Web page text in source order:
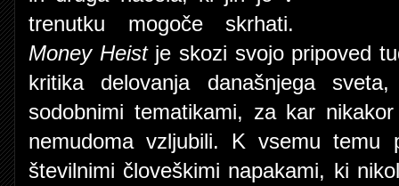
trenutku mogoče skrhati.
Money Heistje skozi svojo pripoved
kritika delovanja današnjega
sodobnimi tematikami, za kar
nemudoma vzljubili. K vsemu
številnimi človeškimi napakami, ki